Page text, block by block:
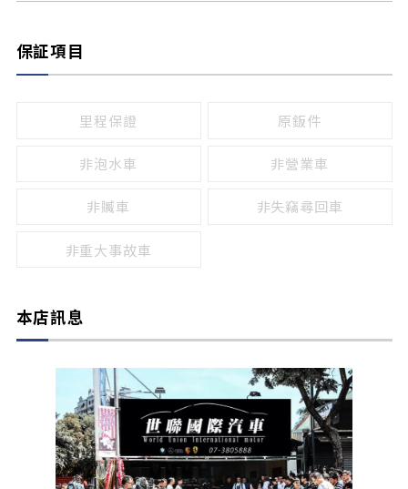
無
有
頭燈光源
保証項目
里程保證 原鈑件
非泡水車 非營業車
非贓車 非失竊尋回車
非重大事故車
本店訊息